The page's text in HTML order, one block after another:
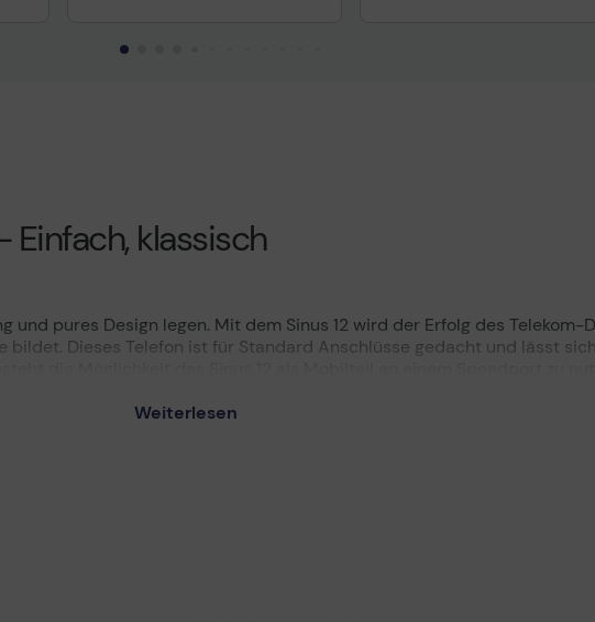
Einfach, klassisch
und pures Design legen. Mit dem Sinus 12 wird der Erfolg des
Dieses Telefon ist für Standard Anschlüsse gedacht und lässt
Weiterlesen